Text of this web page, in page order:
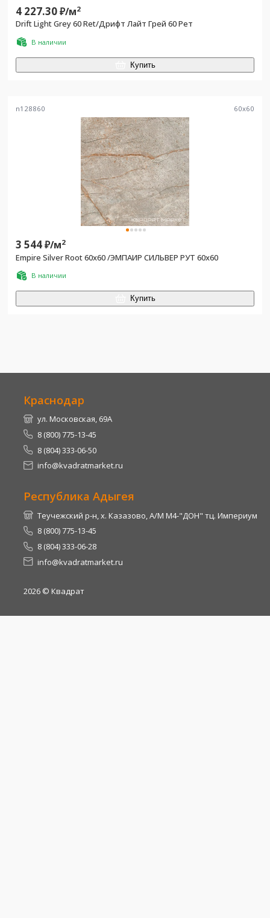
4 227.30₽/м2
Drift Light Grey 60 Ret/Дрифт Лайт Грей 60 Рет
В наличии
Купить
n128860 60x60
3 544₽/м2
Empire Silver Root 60x60 /ЭМПАИР СИЛЬВЕР РУТ 60x60
В наличии
Купить
Краснодар
ул. Московская, 69А
8 (800) 775-13-45
8 (804) 333-06-50
info@kvadratmarket.ru
Республика Адыгея
Теучежский р-н, х. Казазово, А/М М4-"ДОН" тц. Империум
8 (800) 775-13-45
8 (804) 333-06-28
info@kvadratmarket.ru
2026 © Квадрат